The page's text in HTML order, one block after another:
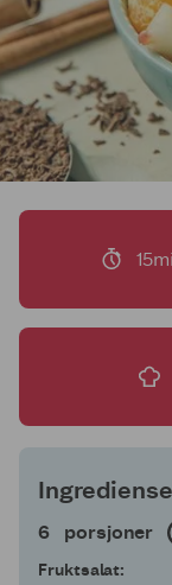
6 porsjoner
6 porsjoner
Fruktsalat: